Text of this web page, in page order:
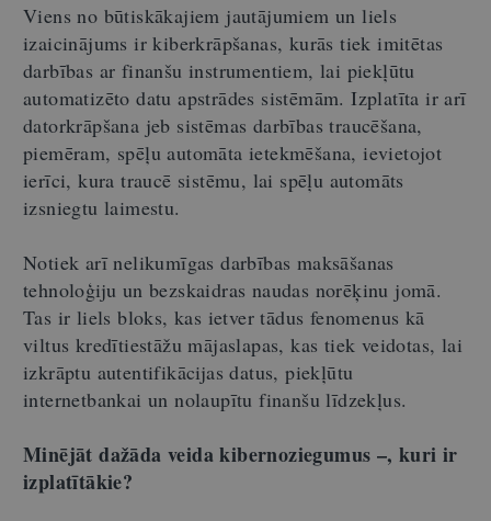
Viens no būtiskākajiem jautājumiem un liels
izaicinājums ir kiberkrāpšanas, kurās tiek imitētas
darbības ar finanšu instrumentiem, lai piekļūtu
automatizēto datu apstrādes sistēmām. Izplatīta ir arī
datorkrāpšana jeb sistēmas darbības traucēšana,
piemēram, spēļu automāta ietekmēšana, ievietojot
ierīci, kura traucē sistēmu, lai spēļu automāts
izsniegtu laimestu.
Notiek arī nelikumīgas darbības maksāšanas
tehnoloģiju un bezskaidras naudas norēķinu jomā.
Tas ir liels bloks, kas ietver tādus fenomenus kā
viltus kredītiestāžu mājaslapas, kas tiek veidotas, lai
izkrāptu autentifikācijas datus, piekļūtu
internetbankai un nolaupītu finanšu līdzekļus.
Minējāt dažāda veida kibernoziegumus –, kuri ir
izplatītākie?